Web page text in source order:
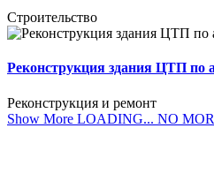
Строительство
Реконструкция здания ЦТП по
Реконструкция и ремонт
Show More LOADING... NO